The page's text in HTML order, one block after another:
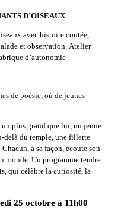
D’OISEAUX
avec histoire contée,
et observation. Atelier
d’autonomie
de poésie, où de jeunes
plus grand que lui, un jeune
delà du temple, une fillette
à sa façon, écoute son
monde. Un programme tendre
qui célèbre la curiosité, la
25 octobre à 11h00